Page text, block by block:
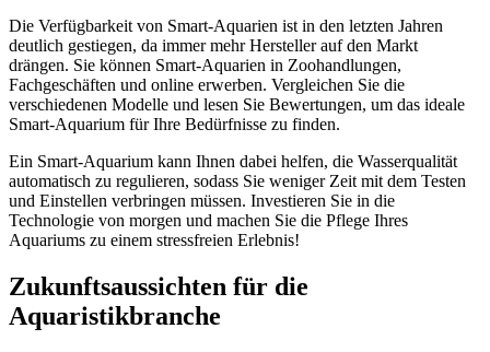
Die Verfügbarkeit von Smart-Aquarien ist in den letzten Jahren
deutlich gestiegen, da immer mehr Hersteller auf den Markt
drängen. Sie können Smart-Aquarien in Zoohandlungen,
Fachgeschäften und online erwerben. Vergleichen Sie die
verschiedenen Modelle und lesen Sie Bewertungen, um das ideale
Smart-Aquarium für Ihre Bedürfnisse zu finden.
Ein Smart-Aquarium kann Ihnen dabei helfen, die Wasserqualität
automatisch zu regulieren, sodass Sie weniger Zeit mit dem Testen
und Einstellen verbringen müssen. Investieren Sie in die
Technologie von morgen und machen Sie die Pflege Ihres
Aquariums zu einem stressfreien Erlebnis!
Zukunftsaussichten für die
Aquaristikbranche